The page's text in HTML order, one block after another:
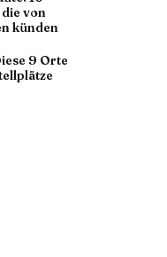
von
künden
9 Orte